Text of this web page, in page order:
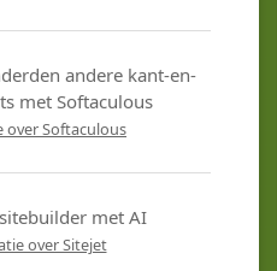
andere kant-en-
met Softaculous
Softaculous
met AI
over Sitejet